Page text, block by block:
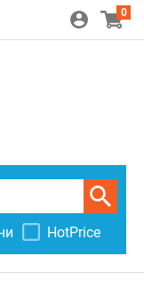
0
HotPrice